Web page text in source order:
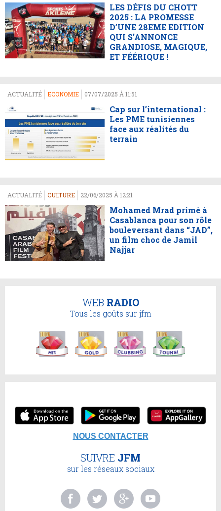
LES DÉFIS DU CHOTT
2025 : LA PROMESSE
D’UNE 28EME EDITION
QUI S’ANNONCE
GRANDIOSE, MAGIQUE,
ET FÉÉRIQUE !
ACTUALITÉ ECONOMIE 07/07/2025 À 11:51
Cap sur l’international :
Les PME tunisiennes
face aux réalités du
terrain
ACTUALITÉ CULTURE 22/06/2025 À 12:21
Mohamed Mrad primé à
Casablanca pour son rôle
bouleversant dans “JAD”,
un film choc de Jamil
Najjar
WEB RADIO
Tous les goûts sur jfm
NOUS CONTACTER
SUIVRE JFM
sur les réseaux sociaux